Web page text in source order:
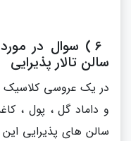
6 ) سوال در
سالن تالار پذیرایی
در یک عروسی کلاسیک
و داماد گل ، پول ،
سالن های پذیرایی